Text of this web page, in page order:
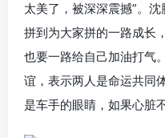
太美了，被深深震撼”。
拼到为大家拼的一路成长
也要一路给自己加油打气
谊，表示两人是命运共同
是车手的眼睛，如果心脏